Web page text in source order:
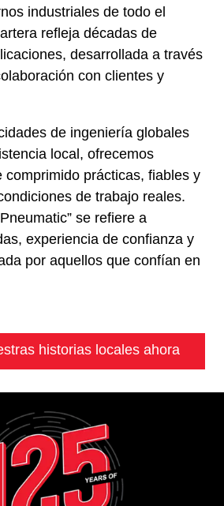
industriales de todo el
refleja décadas de
desarrollada a través
con clientes y
de ingeniería globales
local, ofrecemos
comprimido prácticas, fiables y
de trabajo reales.
se refiere a
experiencia de confianza y
por aquellos que confían en
historias locales ahora